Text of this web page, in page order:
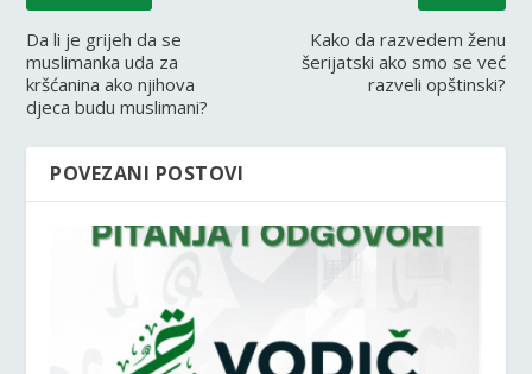
Da li je grijeh da se
muslimanka uda za
kršćanina ako njihova
djeca budu muslimani?
Kako da razvedem ženu
šerijatski ako smo se već
razveli opštinski?
POVEZANI POSTOVI